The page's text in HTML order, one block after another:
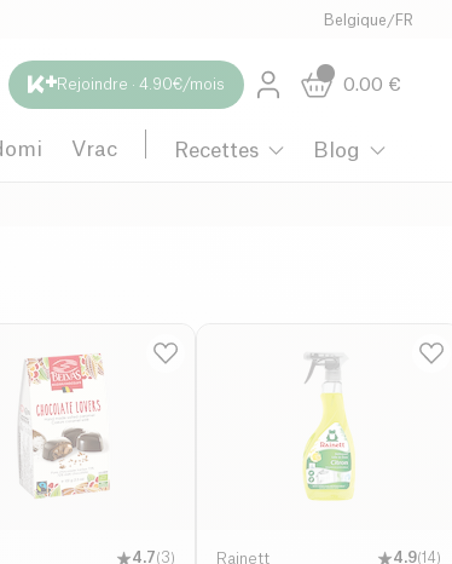
Belgique /FR
Rejoindre · 4.90€/mois 0.00 €
Vrac Recettes Blog
4.7(3) Rainett 4.9(14)